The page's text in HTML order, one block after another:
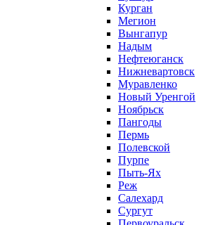
Курган
Мегион
Вынгапур
Надым
Нефтеюганск
Нижневартовск
Муравленко
Новый Уренгой
Ноябрьск
Пангоды
Пермь
Полевской
Пурпе
Пыть-Ях
Реж
Салехард
Сургут